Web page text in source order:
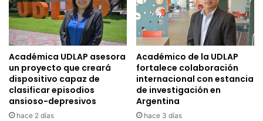
Académica UDLAP asesora
un proyecto que creará
dispositivo capaz de
clasificar episodios
ansioso-depresivos
hace 2 días
Académico de la UDLAP
fortalece colaboración
internacional con estancia
de investigación en
Argentina
hace 3 días